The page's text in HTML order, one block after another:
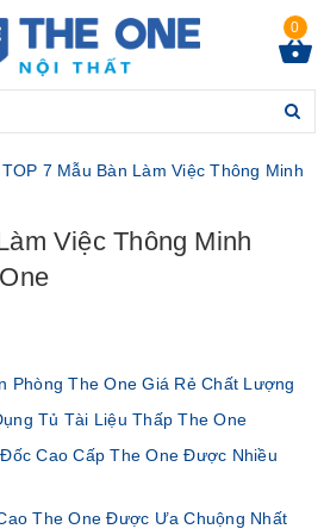
0
TOP 7 Mẫu Bàn Làm Việc Thông Minh
Việc Thông Minh
Phòng The One Giá Rẻ Chất Lượng
Tủ Tài Liệu Thấp The One
Cao Cấp The One Được Nhiều
The One Được Ưa Chuộng Nhất